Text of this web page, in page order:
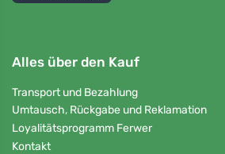
Alles über den Kauf
Transport und Bezahlung
Umtausch, Rückgabe und Reklamation
Loyalitätsprogramm Ferwer
Kontakt